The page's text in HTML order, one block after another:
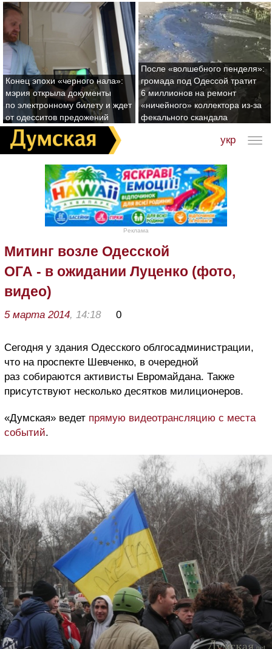
Конец эпохи «черного нала»:
мэрия открыла документы
по электронному билету и ждет
от одесситов предожений
После «волшебного пенделя»:
громада под Одессой тратит
6 миллионов на ремонт
«ничейного» коллектора из-за
фекального скандала
укр
Реклама
Митинг возле Одесской
ОГА - в ожидании Луценко (фото,
видео)
5 марта 2014, 14:18 0
Сегодня у здания Одесского облгосадминистрации,
что на проспекте Шевченко, в очередной
раз собираются активисты Евромайдана. Также
присутствуют несколько десятков милиционеров.
«Думская» ведет прямую видеотрансляцию с места
событий.